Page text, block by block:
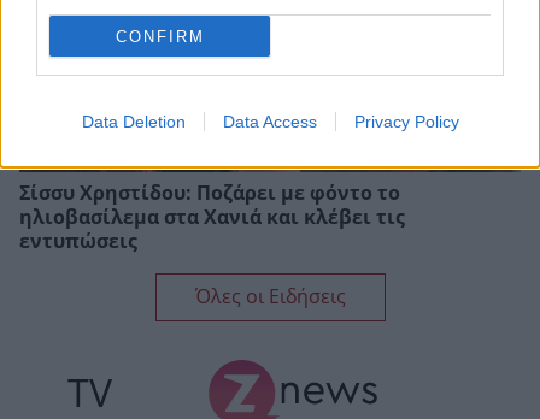
CONFIRM
Data Deletion Data Access Privacy Policy
Σίσσυ Χρηστίδου: Ποζάρει με φόντο το
ηλιοβασίλεμα στα Χανιά και κλέβει τις
εντυπώσεις
Όλες οι Ειδήσεις
TV